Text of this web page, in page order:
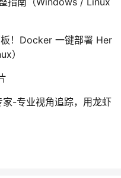
！Docker 一键部署 Her
）
-专业视角追踪，用龙虾